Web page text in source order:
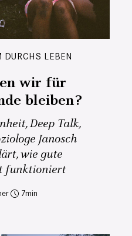
DURCHS LEBEN
wir für
bleiben?
Deep Talk,
Janosch
wie gute
funktioniert
7